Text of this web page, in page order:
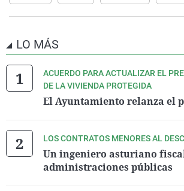
LO MÁS
ACUERDO PARA ACTUALIZAR EL
DE LA VIVIENDA PROTEGIDA
El Ayuntamiento relanza el
LOS CONTRATOS MENORES AL
Un ingeniero asturiano
administraciones públicas